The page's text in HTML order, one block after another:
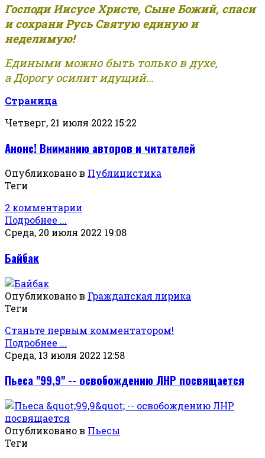
Господи Иисусе Христе, Сыне Божий, спаси
и сохрани Русь Святую единую и
неделимую!
Едиными можно быть только в духе,
а Дорогу осилит идущий...
Страница
Четверг, 21 июля 2022 15:22
Анонс! Вниманию авторов и читателей
Опубликовано в Публицистика
Теги
2 комментарии
Подробнее ...
Среда, 20 июля 2022 19:08
Байбак
Опубликовано в Гражданская лирика
Теги
Станьте первым комментатором!
Подробнее ...
Среда, 13 июля 2022 12:58
Пьеса "99,9" -- освобождению ЛНР посвящается
Опубликовано в Пьесы
Теги